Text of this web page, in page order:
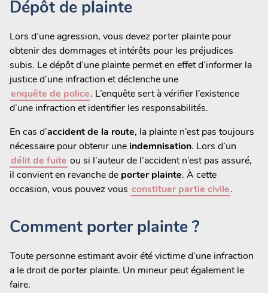
Dépôt de plainte
Lors d’une agression, vous devez porter plainte pour
obtenir des dommages et intérêts pour les préjudices
subis. Le dépôt d’une plainte permet en effet d’informer la
justice d’une infraction et déclenche une
enquête de police. L’enquête sert à vérifier l’existence
d’une infraction et identifier les responsabilités.
En cas d’accident de la route, la plainte n’est pas toujours
nécessaire pour obtenir une indemnisation. Lors d’un
délit de fuite ou si l’auteur de l’accident n’est pas assuré,
il convient en revanche de porter plainte. À cette
occasion, vous pouvez vous constituer partie civile.
Comment porter plainte ?
Toute personne estimant avoir été victime d’une infraction
a le droit de porter plainte. Un mineur peut également le
faire.